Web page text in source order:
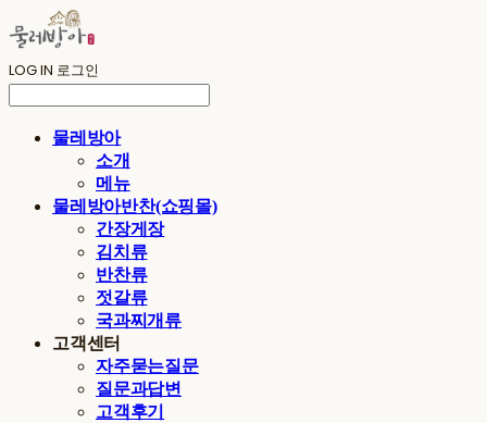
LOG IN 로그인
물레방아
소개
메뉴
물레방아반찬(쇼핑몰)
간장게장
김치류
반찬류
젓갈류
국과찌개류
고객센터
자주묻는질문
질문과답변
고객후기